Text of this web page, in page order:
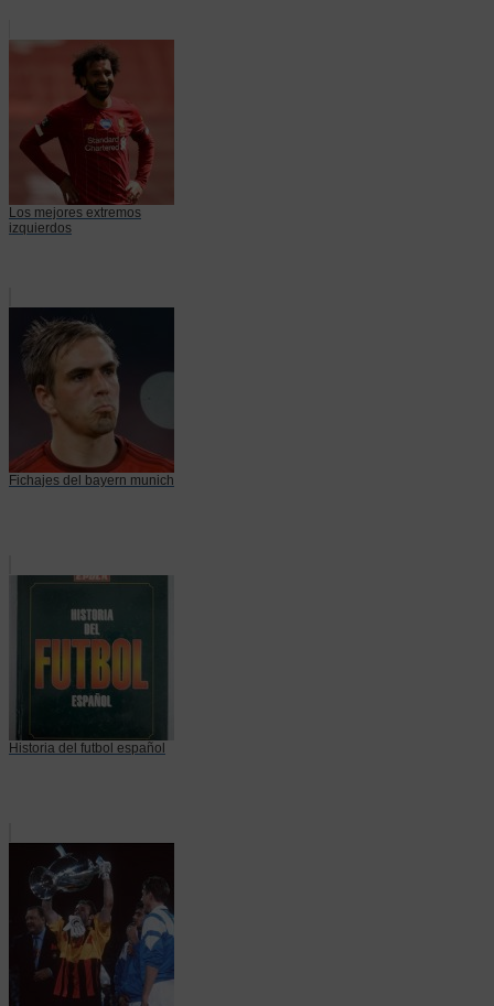
Los mejores extremos
izquierdos
Fichajes del bayern munich
Historia del futbol español